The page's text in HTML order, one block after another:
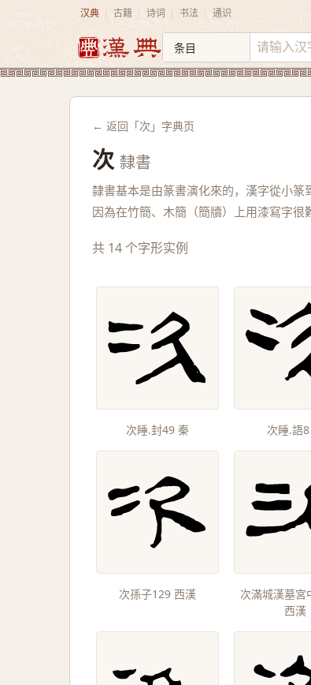
汉典 古籍 诗词 书法 通识
← 返回「次」字典页
次 隸書
隸書基本是由篆書演化來的，漢字從小篆
因為在竹簡、木簡（簡牘）上用漆寫字很
共 14 个字形实例
次睡.封49 秦 次睡.語
次孫子129 西漢
次滿城漢墓宮
西漢